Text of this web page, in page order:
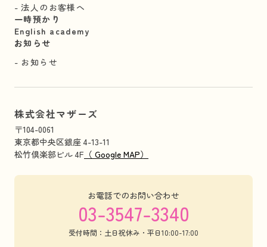
法人のお客様へ
一時預かり
English academy
お知らせ
お知らせ
株式会社マザーズ
〒104-0061
東京都中央区銀座 4-13-11
松竹倶楽部ビル 4F （ Google MAP）
お電話でのお問い合わせ
03-3547-3340
受付時間：土日祝休み・平日10:00-17:00